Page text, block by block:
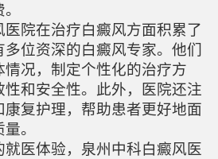
院在治疗白癜风方面积累了
位资深的白癜风专家。他们
况，制定个性化的治疗方
和安全性。此外，医院还注
复护理，帮助患者更好地面
。
医体验，泉州中科白癜风医